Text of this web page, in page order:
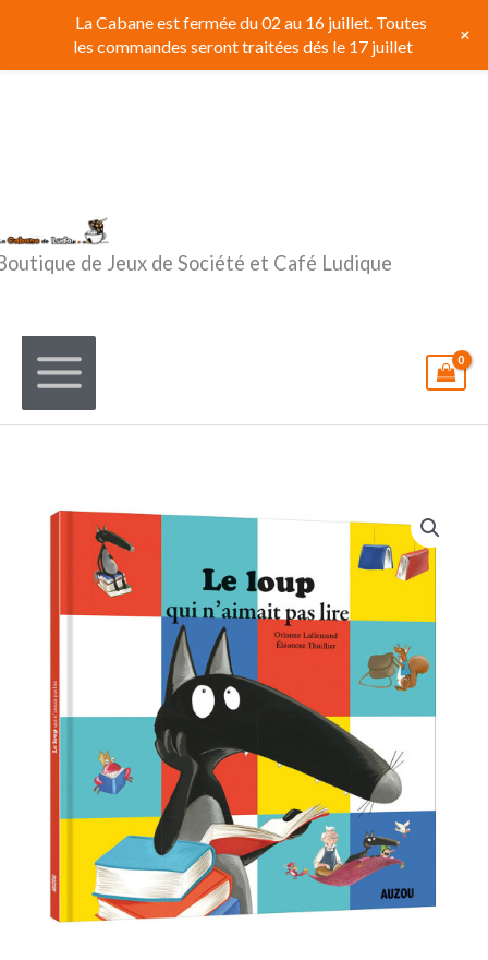
contenu
de Jeux de Société et Café Ludique
La Cabane est fermée du 02 au 16 juillet. Toutes
les commandes seront traitées dés le 17 juillet
+